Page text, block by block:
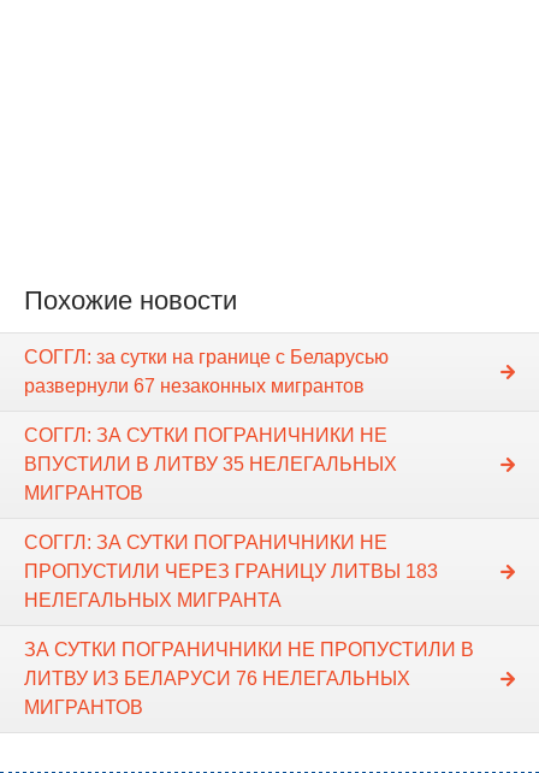
Похожие новости
СОГГЛ: за сутки на границе с Беларусью
развернули 67 незаконных мигрантов
СОГГЛ: ЗА СУТКИ ПОГРАНИЧНИКИ НЕ
ВПУСТИЛИ В ЛИТВУ 35 НЕЛЕГАЛЬНЫХ
МИГРАНТОВ
СОГГЛ: ЗА СУТКИ ПОГРАНИЧНИКИ НЕ
ПРОПУСТИЛИ ЧЕРЕЗ ГРАНИЦУ ЛИТВЫ 183
НЕЛЕГАЛЬНЫХ МИГРАНТА
ЗА СУТКИ ПОГРАНИЧНИКИ НЕ ПРОПУСТИЛИ В
ЛИТВУ ИЗ БЕЛАРУСИ 76 НЕЛЕГАЛЬНЫХ
МИГРАНТОВ